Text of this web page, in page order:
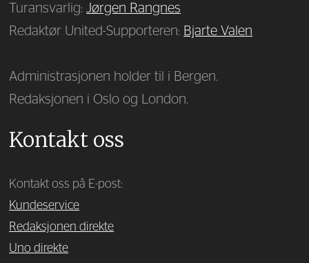
Turansvarlig:Jørgen Rangnes
Redaktør United-Supporteren: Bjarte Valen
Administrasjonen holder til i Bergen.
Redaksjonen i Oslo og London.
Kontakt oss
Kontakt oss på E-post:
Kundeservice
Redaksjonen direkte
Uno direkte